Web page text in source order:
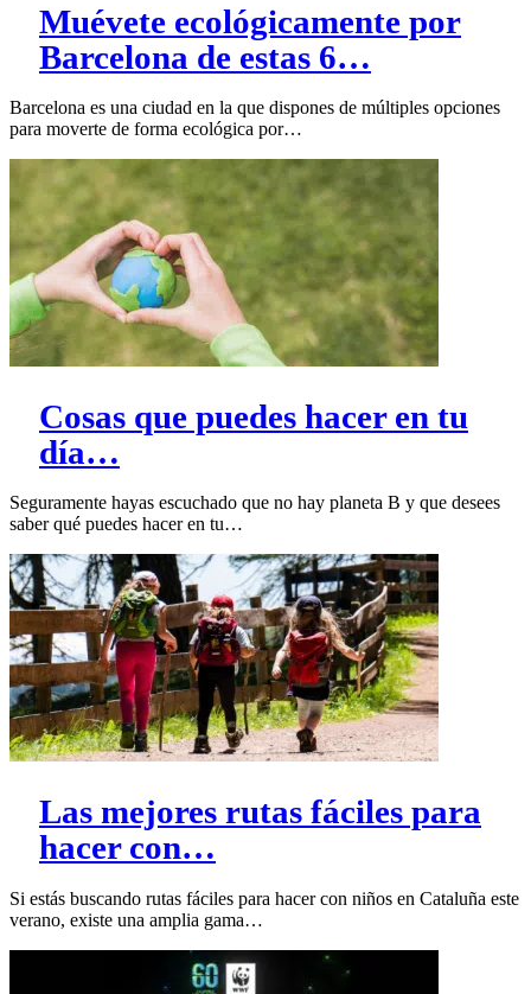
Muévete ecológicamente por
Barcelona de estas 6…
Barcelona es una ciudad en la que dispones de múltiples opciones
para moverte de forma ecológica por…
Cosas que puedes hacer en tu
día…
Seguramente hayas escuchado que no hay planeta B y que desees
saber qué puedes hacer en tu…
Las mejores rutas fáciles para
hacer con…
Si estás buscando rutas fáciles para hacer con niños en Cataluña este
verano, existe una amplia gama…